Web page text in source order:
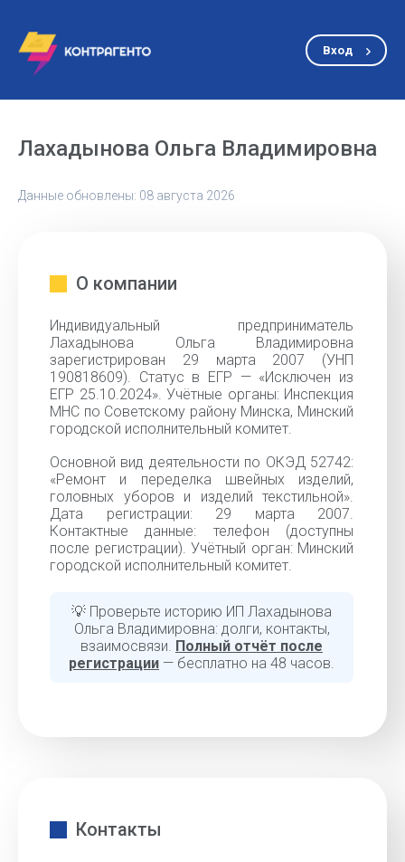
Вход
Лахадынова Ольга Владимировна
Данные обновлены: 08 августа 2026
О компании
Индивидуальный предприниматель
Лахадынова Ольга Владимировна
зарегистрирован 29 марта 2007 (УНП
190818609). Статус в ЕГР — «Исключен из
ЕГР 25.10.2024». Учётные органы: Инспекция
МНС по Советскому району Минска, Минский
городской исполнительный комитет.
Основной вид деятельности по ОКЭД 52742:
«Ремонт и переделка швейных изделий,
головных уборов и изделий текстильной».
Дата регистрации: 29 марта 2007.
Контактные данные: телефон (доступны
после регистрации). Учётный орган: Минский
городской исполнительный комитет.
💡 Проверьте историю ИП Лахадынова
Ольга Владимировна: долги, контакты,
взаимосвязи. Полный отчёт после
регистрации — бесплатно на 48 часов.
Контакты